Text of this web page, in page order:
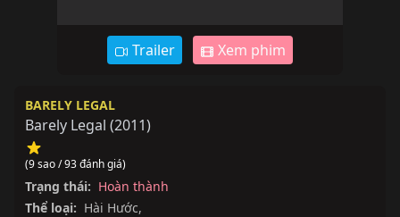
Trailer Xem phim
BARELY LEGAL
Barely Legal (2011)
(9 sao / 93 đánh giá)
Trạng thái: Hoàn thành
Thể loại: Hài Hước,